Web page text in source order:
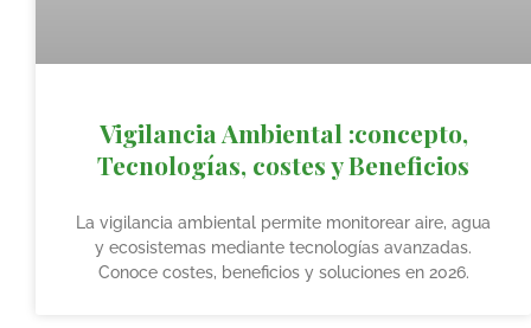
Vigilancia Ambiental :concepto,
Tecnologías, costes y Beneficios
La vigilancia ambiental permite monitorear aire, agua
y ecosistemas mediante tecnologías avanzadas.
Conoce costes, beneficios y soluciones en 2026.